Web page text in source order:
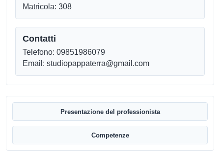
Matricola: 308
Contatti
Telefono: 09851986079
Email: studiopappaterra@gmail.com
Presentazione del professionista
Competenze